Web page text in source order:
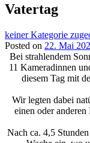
Vatertag
keiner Kategorie
Posted on 22. Mai
Bei strahlendem
11 Kameradinnen
diesem Tag mit
Wir legten dabei
einen oder
Nach ca. 4,5